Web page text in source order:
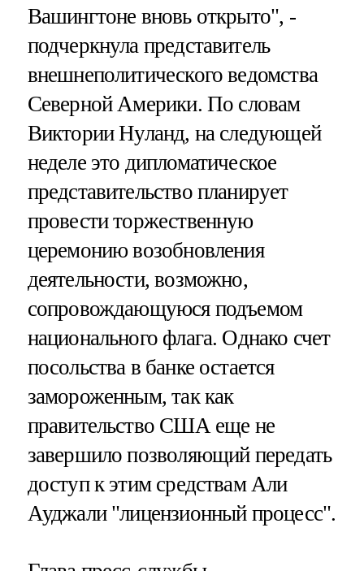
Вашингтоне вновь открыто", -
подчеркнула представитель
внешнеполитического ведомства
Северной Америки. По словам
Виктории Нуланд, на следующей
неделе это дипломатическое
представительство планирует
провести торжественную
церемонию возобновления
деятельности, возможно,
сопровождающуюся подъемом
национального флага. Однако счет
посольства в банке остается
замороженным, так как
правительство США еще не
завершило позволяющий передать
доступ к этим средствам Али
Ауджали "лицензионный процесс".